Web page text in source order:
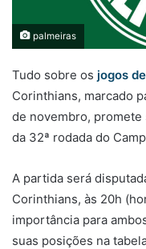
palmeiras
Tudo sobre os jogos
Corinthians, marcado
de novembro,
da 32ª rodada do
A partida será
Corinthians, às 20h
importância para
suas posições na